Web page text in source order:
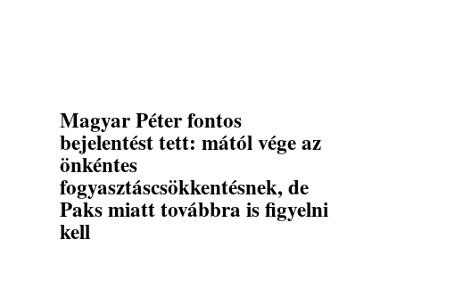
Magyar Péter fontos
bejelentést tett: mától vége az
önkéntes
fogyasztáscsökkentésnek, de
Paks miatt továbbra is figyelni
kell